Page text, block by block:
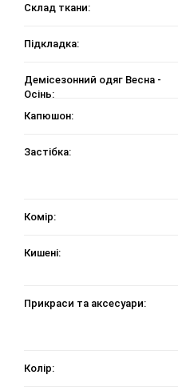
Склад ткани:
Підкладка:
Демісезонний одяг Весна -
Осінь:
Капюшон:
Застібка:
Комір:
Кишені:
Прикраси та аксесуари:
Колір: